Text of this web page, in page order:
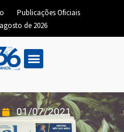
Publicações Oficiais
de 2026
01/07/2021